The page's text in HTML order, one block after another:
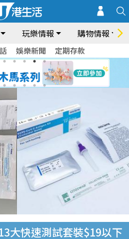
玩樂情報 購物情報
娛樂新聞 定期存款
大快速測試套裝$19以下